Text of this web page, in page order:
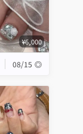
¥6,000
08/15 ◎